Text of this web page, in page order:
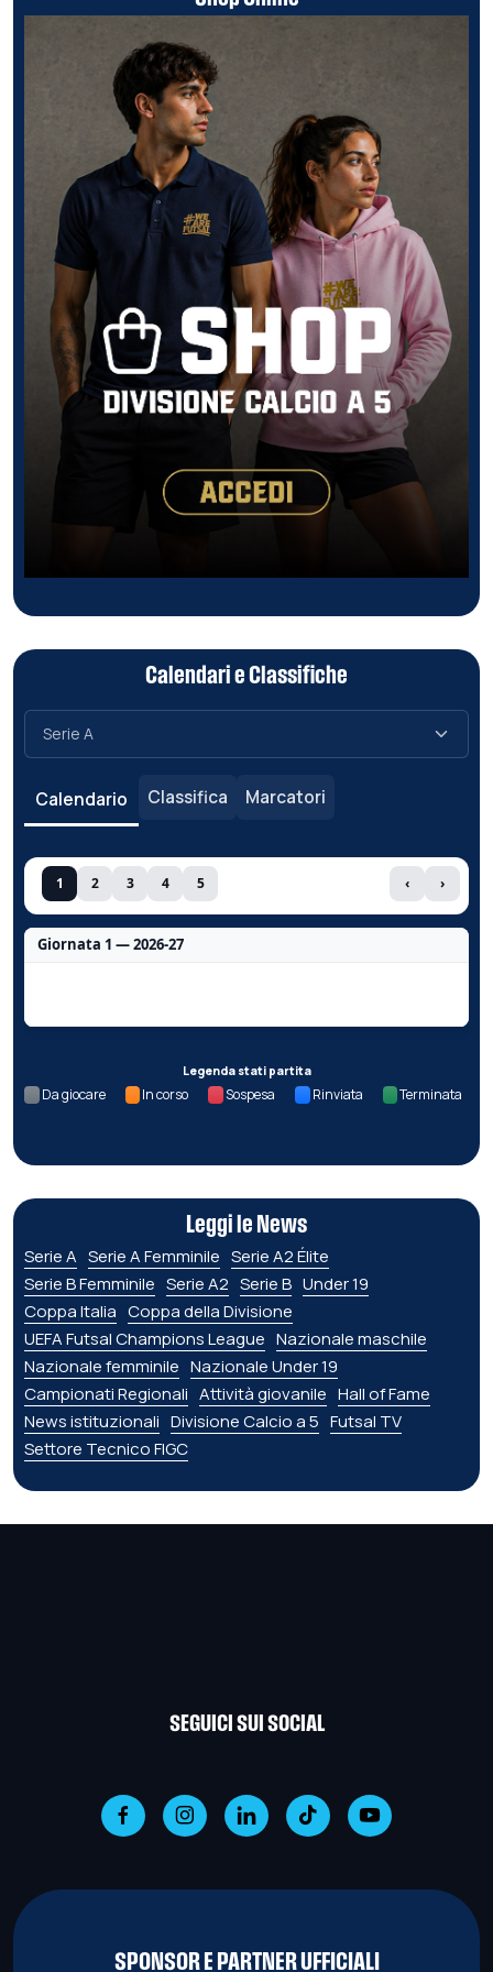
Calendari e Classifiche
Calendario Classifica Marcatori
1 2 3 4 5 ‹ ›
Giornata 1 — 2026-27
Legenda stati partita
Da giocare In corso Sospesa Rinviata Terminata
Leggi le News
Serie A Serie A Femminile Serie A2 Élite
Serie B Femminile Serie A2 Serie B Under 19
Coppa Italia Coppa della Divisione
UEFA Futsal Champions League Nazionale maschile
Nazionale femminile Nazionale Under 19
Campionati Regionali Attività giovanile Hall of Fame
News istituzionali Divisione Calcio a 5 Futsal TV
Settore Tecnico FIGC
SEGUICI SUI SOCIAL
SPONSOR E PARTNER UFFICIALI